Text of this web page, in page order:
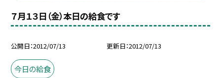
７月１３日（金）本日の給食です
公開日 2012/07/13 更新日 2012/07/13
今日の給食